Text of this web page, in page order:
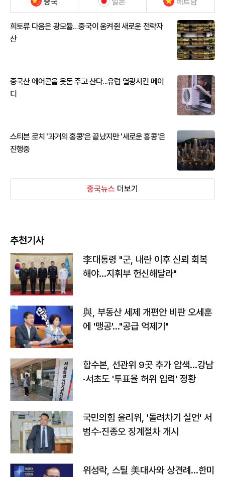
중국 일본 베트남
희토류 다음은 광모듈…중국이 움켜쥔 새로운 전략자
산
중국산 에어콘을 웃돈 주고 산다...유럽 열광시킨 메이
디
스티븐 로치 '과거의 홍콩'은 끝났지만 '새로운 홍콩'은
진행중
중국뉴스 더보기
추천기사
李대통령 "군, 내란 이후 신뢰 회복
해야…지휘부 헌신해달라"
與, 부동산 세제 개편안 비판 오세훈
에 '맹공'…"공급 억제기"
합수본, 선관위 9곳 추가 압색…강남
·서초도 '투표율 허위 입력' 정황
국민의힘 윤리위, '돌려차기 실언' 서
범수·진종오 징계절차 개시
위성락, 스틸 美대사와 상견례…한미